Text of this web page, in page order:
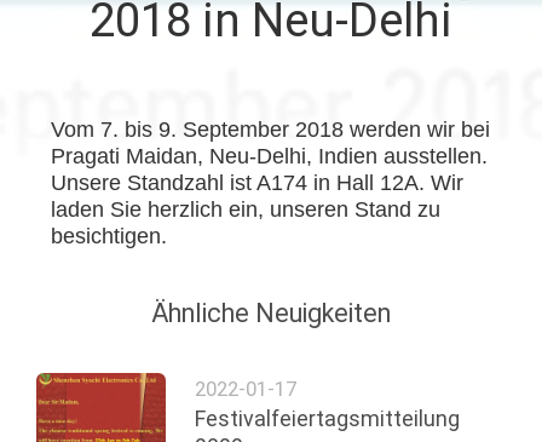
MIT
UNS
VERBINDUNG
FORDERN
2018 in Neu-Delhi
Vom 7. bis 9. September 2018 werden wir bei
Pragati Maidan, Neu-Delhi, Indien ausstellen.
Unsere Standzahl ist A174 in Hall 12A. Wir
laden Sie herzlich ein, unseren Stand zu
besichtigen.
Ähnliche Neuigkeiten
2022-01-17
Festivalfeiertagsmitteilung